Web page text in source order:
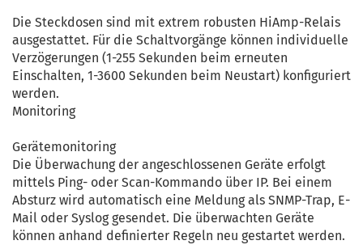
Die Steckdosen sind mit extrem robusten HiAmp-Relais
ausgestattet. Für die Schaltvorgänge können individuelle
Verzögerungen (1-255 Sekunden beim erneuten
Einschalten, 1-3600 Sekunden beim Neustart) konfiguriert
werden.
Monitoring
Gerätemonitoring
Die Überwachung der angeschlossenen Geräte erfolgt
mittels Ping- oder Scan-Kommando über IP. Bei einem
Absturz wird automatisch eine Meldung als SNMP-Trap, E-
Mail oder Syslog gesendet. Die überwachten Geräte
können anhand definierter Regeln neu gestartet werden.